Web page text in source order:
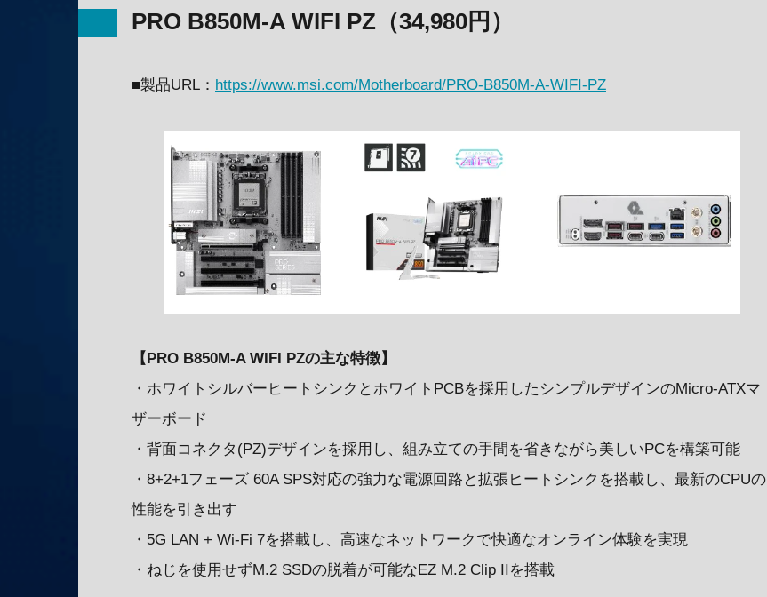
PRO B850M-A WIFI PZ（34,980円）
■製品URL： https://www.msi.com/Motherboard/PRO-B850M-A-WIFI-PZ
【PRO B850M-A WIFI PZの主な特徴】
・ホワイトシルバーヒートシンクとホワイトPCBを採用したシンプルデザインのMicro-ATXマ
ザーボード
・背面コネクタ(PZ)デザインを採用し、組み立ての手間を省きながら美しいPCを構築可能
・8+2+1フェーズ 60A SPS対応の強力な電源回路と拡張ヒートシンクを搭載し、最新のCPUの
性能を引き出す
・5G LAN + Wi-Fi 7を搭載し、高速なネットワークで快適なオンライン体験を実現
・ねじを使用せずM.2 SSDの脱着が可能なEZ M.2 Clip IIを搭載